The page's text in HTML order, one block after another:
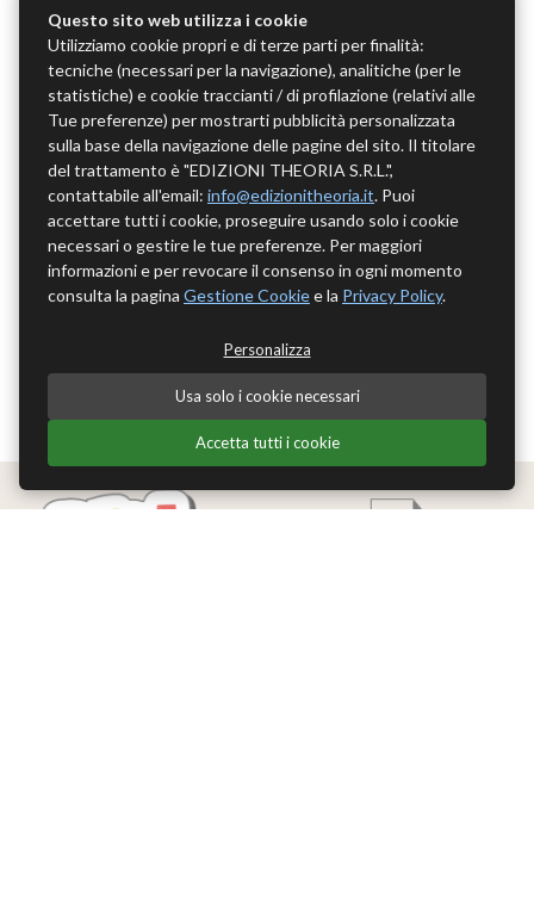
Questo sito web utilizza i cookie
Utilizziamo cookie propri e di terze parti per finalità:
tecniche (necessari per la navigazione), analitiche (per le
statistiche) e cookie traccianti / di profilazione (relativi alle
Tue preferenze) per mostrarti pubblicità personalizzata
sulla base della navigazione delle pagine del sito. Il titolare
del trattamento è "EDIZIONI THEORIA S.R.L.",
contattabile all'email: info@edizionitheoria.it. Puoi
accettare tutti i cookie, proseguire usando solo i cookie
necessari o gestire le tue preferenze. Per maggiori
informazioni e per revocare il consenso in ogni momento
consulta la pagina Gestione Cookiee la Privacy Policy.
Personalizza
Usa solo i cookie necessari
Accetta tutti i cookie